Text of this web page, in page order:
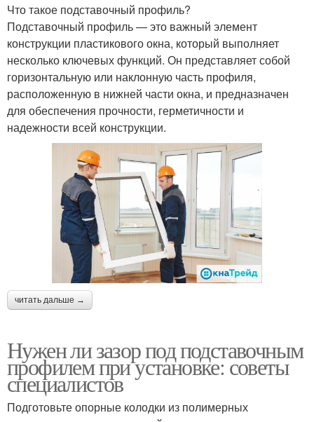
Что такое подставочный профиль?
Подставочный профиль — это важный элемент
конструкции пластикового окна, который выполняет
несколько ключевых функций. Он представляет собой
горизонтальную или наклонную часть профиля,
расположенную в нижней части окна, и предназначен
для обеспечения прочности, герметичности и
надежности всей конструкции.
читать дальше →
Нужен ли зазор под подставочным
профилем при установке: советы
специалистов
Подготовьте опорные колодки из полимерных